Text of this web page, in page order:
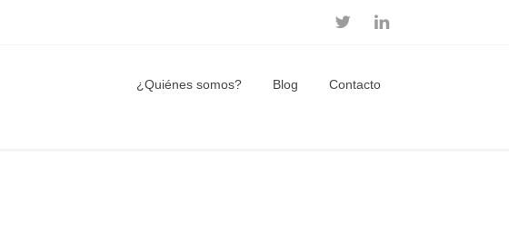
¿Quiénes somos? Blog Contacto